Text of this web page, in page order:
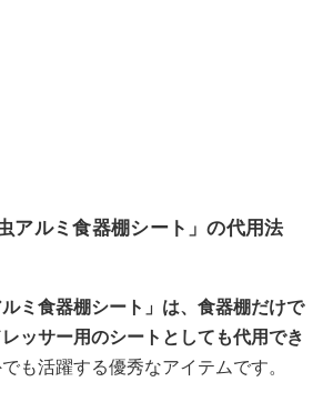
アルミ食器棚シート」の代用法
ミ食器棚シート」は、食器棚だけで
ッサー用のシートとしても代用でき
も活躍する優秀なアイテムです。